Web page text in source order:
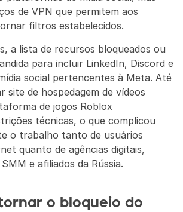
de VPN que permitem aos
filtros estabelecidos.
a lista de recursos bloqueados ou
para incluir LinkedIn, Discord e
social pertencentes à Meta. Até
site de hospedagem de vídeos
de jogos Roblox
técnicas, o que complicou
o trabalho tanto de usuários
quanto de agências digitais,
e afiliados da Rússia.
o bloqueio do